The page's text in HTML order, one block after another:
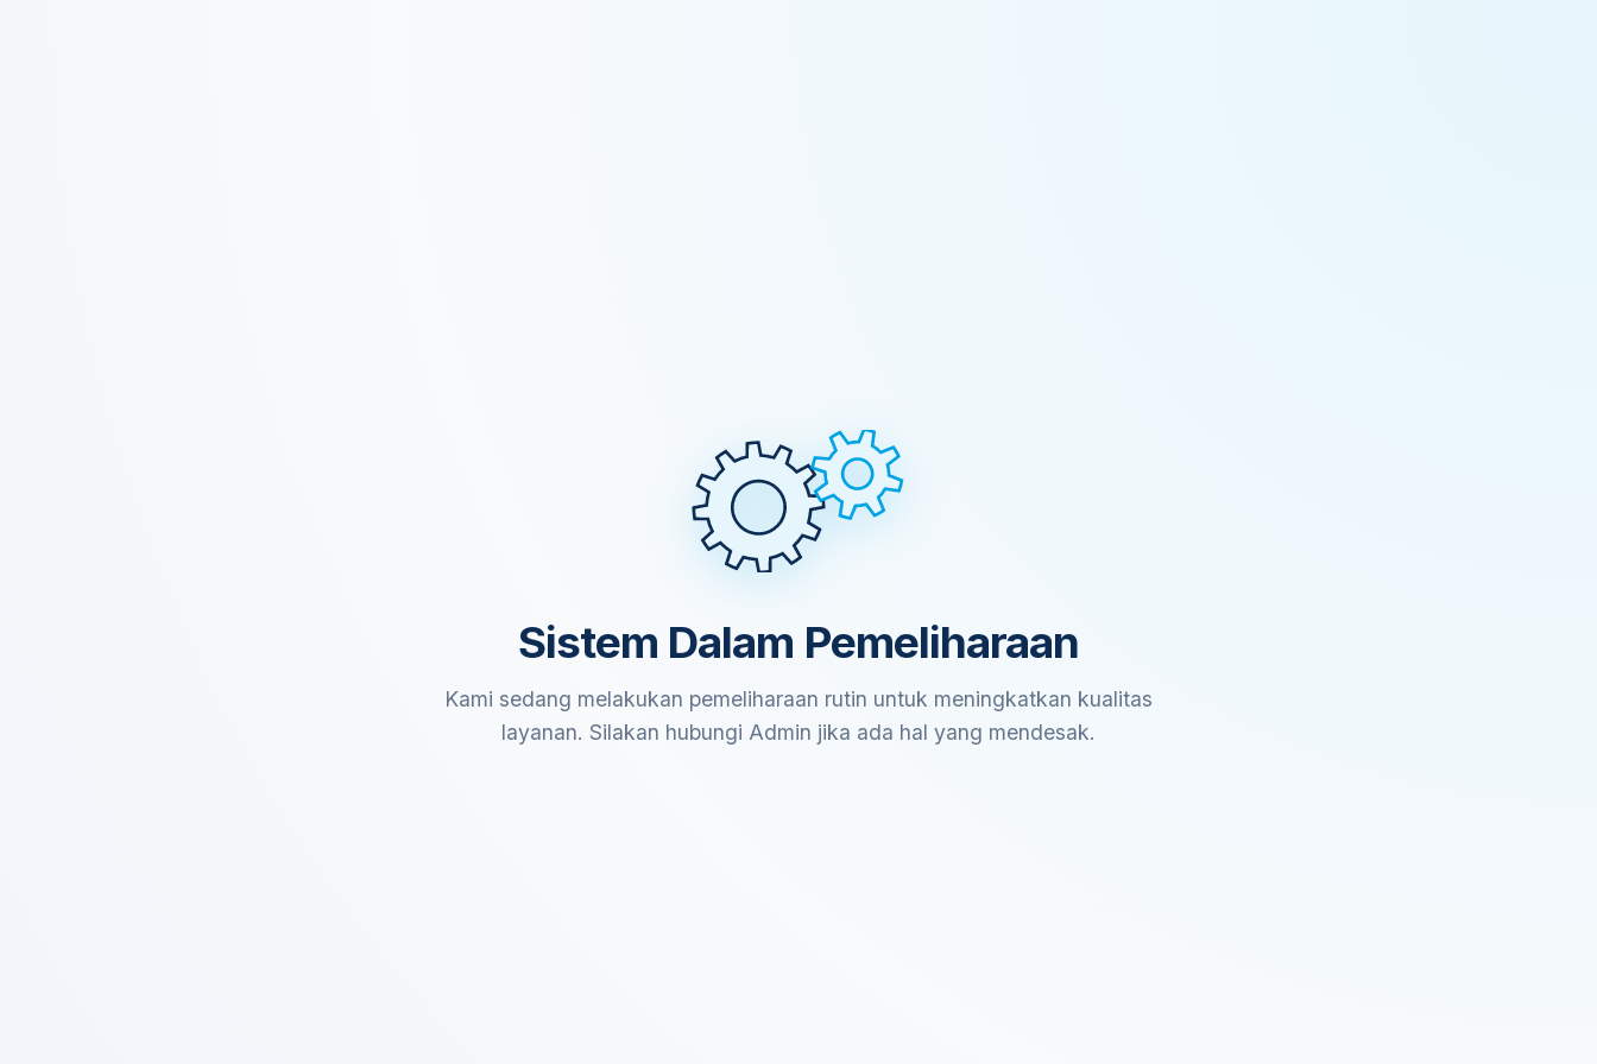
Sistem Dalam Pemeliharaan
Kami sedang melakukan pemeliharaan rutin untuk meningkatkan kualitas
layanan. Silakan hubungi Admin jika ada hal yang mendesak.